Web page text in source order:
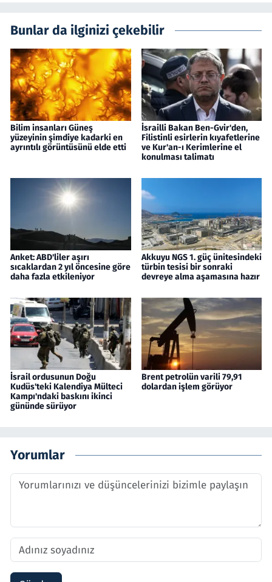
Bunlar da ilginizi çekebilir
Bilim insanları Güneş
yüzeyinin şimdiye kadarki en
ayrıntılı görüntüsünü elde etti
İsrailli Bakan Ben-Gvir'den,
Filistinli esirlerin kıyafetlerine
ve Kur'an-ı Kerimlerine el
konulması talimatı
Anket: ABD'liler aşırı
sıcaklardan 2 yıl öncesine göre
daha fazla etkileniyor
Akkuyu NGS 1. güç ünitesindeki
türbin tesisi bir sonraki
devreye alma aşamasına hazır
İsrail ordusunun Doğu
Kudüs'teki Kalendiya Mülteci
Kampı'ndaki baskını ikinci
gününde sürüyor
Brent petrolün varili 79,91
dolardan işlem görüyor
Yorumlar